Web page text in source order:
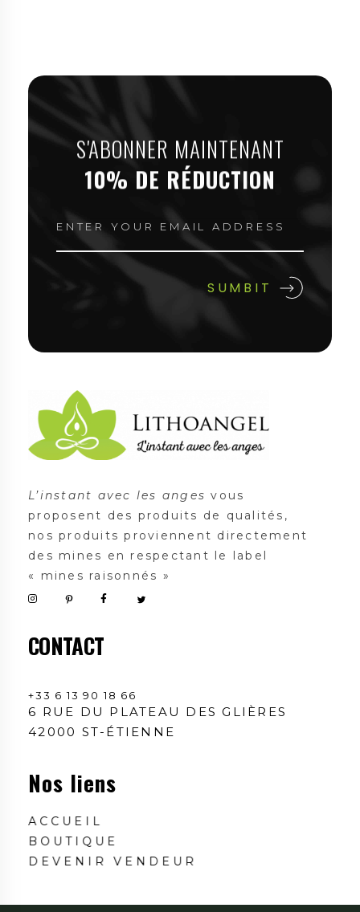
S'ABONNER MAINTENANT
10% DE RÉDUCTION
L’instant avec les anges vous
proposent des produits de qualités,
nos produits proviennent directement
des mines en respectant le label
« mines raisonnés »
CONTACT
+33 6 13 90 18 66
6 RUE DU PLATEAU DES GLIÈRES
42000 ST-ÉTIENNE
Nos liens
ACCUEIL
BOUTIQUE
DEVENIR VENDEUR